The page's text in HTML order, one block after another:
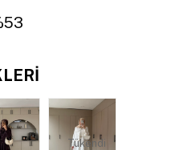
53
Tükendi